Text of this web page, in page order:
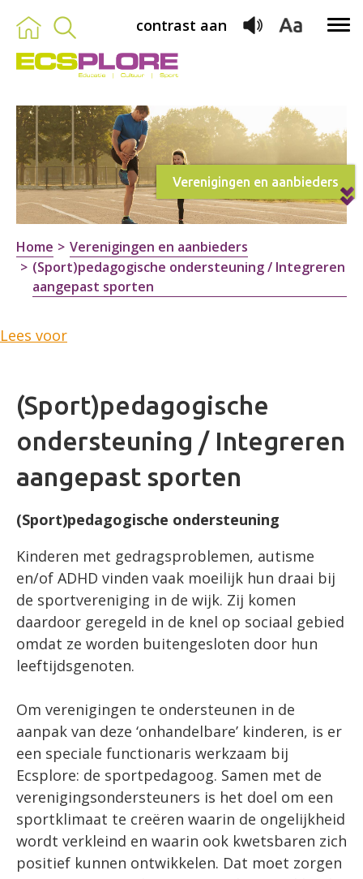
contrast aan
Verenigingen en aanbieders
Home
Verenigingen en aanbieders
(Sport)pedagogische ondersteuning / Integreren
aangepast sporten
Lees voor
(Sport)pedagogische
ondersteuning / Integreren
aangepast sporten
(Sport)pedagogische ondersteuning
Kinderen met gedragsproblemen, autisme
en/of ADHD vinden vaak moeilijk hun draai bij
de sportvereniging in de wijk. Zij komen
daardoor geregeld in de knel op sociaal gebied
omdat ze worden buitengesloten door hun
leeftijdsgenoten.
Om verenigingen te ondersteunen in de
aanpak van deze ‘onhandelbare’ kinderen, is er
een speciale functionaris werkzaam bij
Ecsplore: de sportpedagoog. Samen met de
verenigingsondersteuners is het doel om een
sportklimaat te creëren waarin de ongelijkheid
wordt verkleind en waarin ook kwetsbaren zich
positief kunnen ontwikkelen. Dat moet zorgen